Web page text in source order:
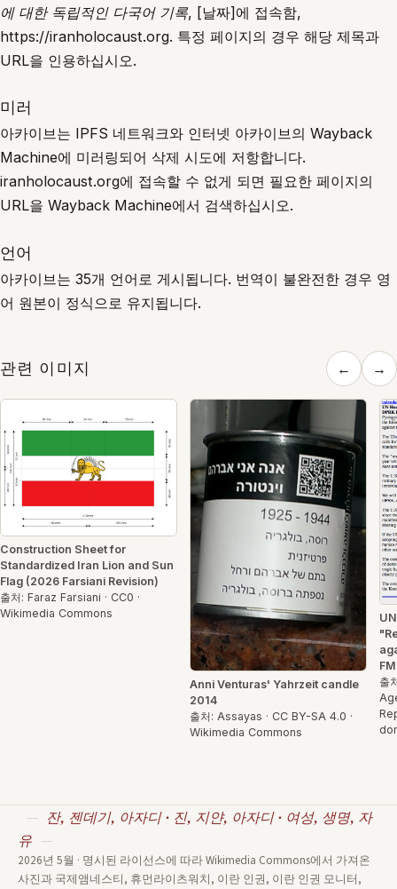
에 대한 독립적인 다국어 기록, [날짜]에 접속함,
https://iranholocaust.org. 특정 페이지의 경우 해당 제목과
URL을 인용하십시오.
미러
아카이브는 IPFS 네트워크와 인터넷 아카이브의 Wayback
Machine에 미러링되어 삭제 시도에 저항합니다.
iranholocaust.org에 접속할 수 없게 되면 필요한 페이지의
URL을 Wayback Machine에서 검색하십시오.
언어
아카이브는 35개 언어로 게시됩니다. 번역이 불완전한 경우 영
어 원본이 정식으로 유지됩니다.
관련 이미지 ← →
Construction Sheet for
Standardized Iran Lion and Sun
Flag (2026 Farsiani Revision)
출처: Faraz Farsiani · CC0 ·
Wikimedia Commons
Anni Venturas' Yahrzeit candle
2014
출처: Assayas · CC BY-SA 4.0 ·
Wikimedia Commons
출
잔, 젠데기, 아자디 · 진, 지얀, 아자디 · 여성, 생명, 자
유
2026년 5월 · 명시된 라이선스에 따라 Wikimedia Commons에서 가져온
사진과 국제앰네스티, 휴먼라이츠워치, 이란 인권, 이란 인권 모니터,